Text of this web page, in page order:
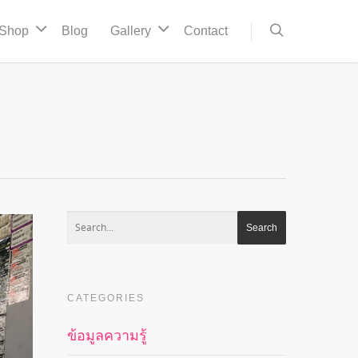
Blog Gallery Contact
CATEGORIES
ข้อมูลความรู้